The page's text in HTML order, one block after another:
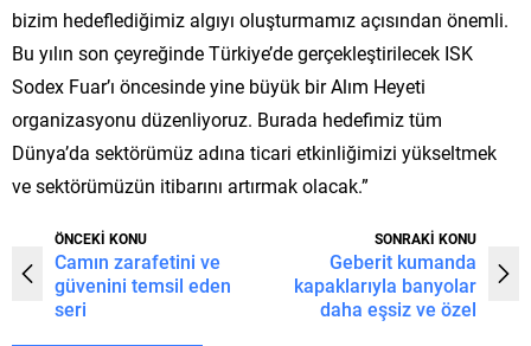
bizim hedeflediğimiz algıyı oluşturmamız açısından önemli.
Bu yılın son çeyreğinde Türkiye’de gerçekleştirilecek ISK
Sodex Fuar’ı öncesinde yine büyük bir Alım Heyeti
organizasyonu düzenliyoruz. Burada hedefimiz tüm
Dünya’da sektörümüz adına ticari etkinliğimizi yükseltmek
ve sektörümüzün itibarını artırmak olacak.”
ÖNCEKİ KONU
Camın zarafetini ve
güvenini temsil eden
seri
SONRAKİ KONU
Geberit kumanda
kapaklarıyla banyolar
daha eşsiz ve özel